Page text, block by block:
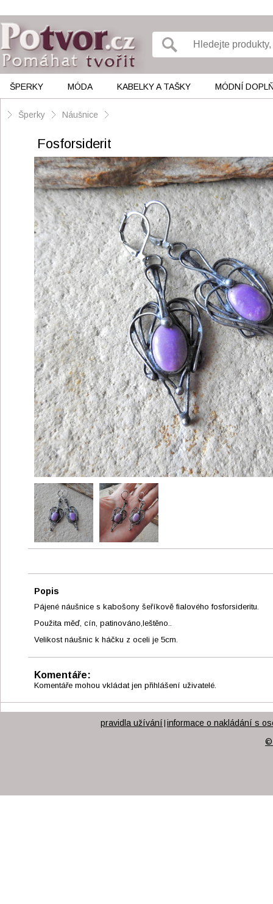
ŠPERKY MÓDA KABELKY A TAŠKY MÓDNÍ
Šperky Náušnice
Fosforsiderit
Popis
Pájené náušnice s kabošony šeříkově fialového fosforsideritu.
Použita měď, cín, patinováno,leštěno..
Velikost náušnic k háčku z oceli je 5cm.
Komentáře:
Komentáře mohou vkládat jen přihlášení uživatelé.
pravidla užívání informace o nakládání s
©